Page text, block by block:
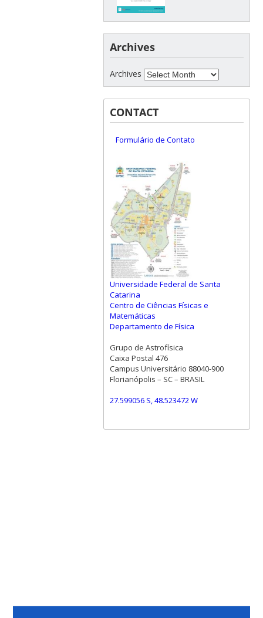
Archives
Archives
CONTACT
Formulário de Contato
Universidade Federal de Santa
Catarina
Centro de Ciências Físicas e
Matemáticas
Departamento de Física
Grupo de Astrofísica
Caixa Postal 476
Campus Universitário 88040-900
Florianópolis – SC – BRASIL
27.599056 S, 48.523472 W